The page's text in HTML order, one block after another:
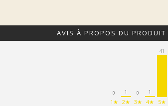
AVIS À PROPOS DU PRODUIT
0
1★
1
2★
0
3★
1
4★
41
5★